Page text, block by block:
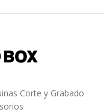
pasoCorte y Grabado